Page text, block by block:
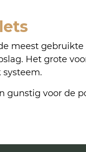
meest
Het grote
gunstig voor de